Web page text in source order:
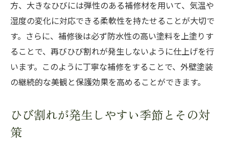
方、大きなひびには弾性のある補修材を用いて、気温や
湿度の変化に対応できる柔軟性を持たせることが大切で
す。さらに、補修後は必ず防水性の高い塗料を上塗りす
ることで、再びひび割れが発生しないように仕上げを行
います。このように丁寧な補修をすることで、外壁塗装
の継続的な美観と保護効果を高めることができます。
ひび割れが発生しやすい季節とその対
策